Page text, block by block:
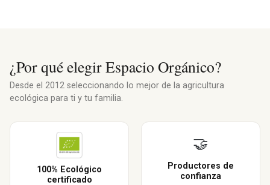
¿Por qué elegir Espacio Orgánico?
Desde el 2012 seleccionando lo mejor de la agricultura
ecológica para ti y tu familia.
100% Ecológico
certificado
🤝
Productores de
confianza